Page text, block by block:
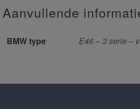
Aanvullende
BMW type E46 – 3 serie –